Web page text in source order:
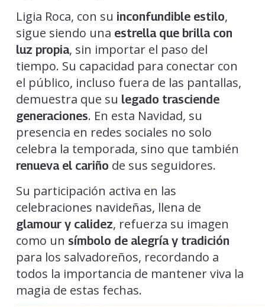
Ligia Roca, con su inconfundible estilo,
sigue siendo una estrella que brilla con
luz propia, sin importar el paso del
tiempo. Su capacidad para conectar con
el público, incluso fuera de las pantallas,
demuestra que su legado trasciende
generaciones. En esta Navidad, su
presencia en redes sociales no solo
celebra la temporada, sino que también
renueva el cariño de sus seguidores.
Su participación activa en las
celebraciones navideñas, llena de
glamour y calidez, refuerza su imagen
como un símbolo de alegría y tradición
para los salvadoreños, recordando a
todos la importancia de mantener viva la
magia de estas fechas.